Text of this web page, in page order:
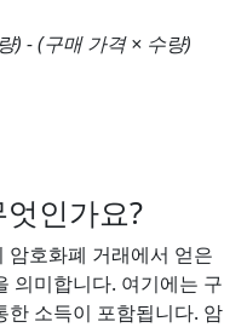
) - (구매 가격 × 수량)
인가요?
암호화폐 거래에서 얻은
의미합니다. 여기에는 구
한 소득이 포함됩니다. 암